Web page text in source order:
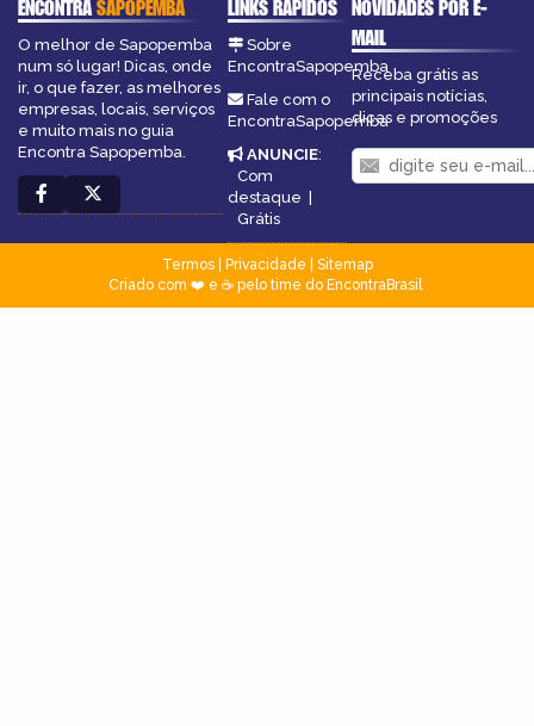
ENCONTRASAPOPEMBA
O melhor de Sapopemba
num só lugar! Dicas, onde
ir, o que fazer, as melhores
empresas, locais, serviços
e muito mais no guia
Encontra Sapopemba.
LINKS RÁPIDOS
Sobre
EncontraSapopemba
Fale com o
EncontraSapopemba
ANUNCIE:
Com
destaque |
Grátis
NOVIDADES POR E-
MAIL
Receba grátis as
principais notícias,
dicas e promoções
Termos| Privacidade
Sitemap
Criado com ❤️ e ☕ pelo time do EncontraBrasil